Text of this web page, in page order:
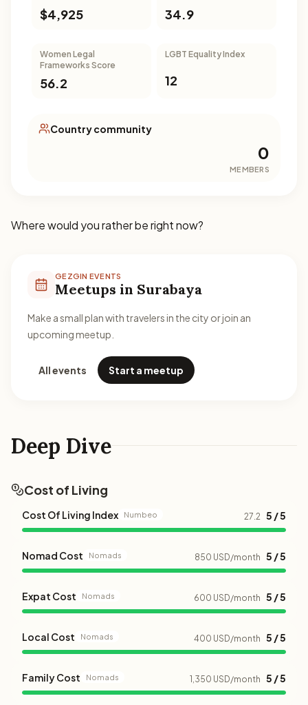
Deep Dive
Cost of Living
Cost Of Living Index Numbeo 27.2 5 / 5
Nomad Cost Nomads 850 USD/month 5 / 5
Expat Cost Nomads 600 USD/month 5 / 5
Local Cost Nomads 400 USD/month 5 / 5
Family Cost Nomads 1,350 USD/month 5 / 5
$4,925 34.9
Women Legal
Frameworks Score
56.2
LGBT Equality Index
12
Country community
0
MEMBERS
Where would you rather be right now?
GEZGIN EVENTS
Meetups in Surabaya
Make a small plan with travelers in the city or join an
upcoming meetup.
All events Start a meetup